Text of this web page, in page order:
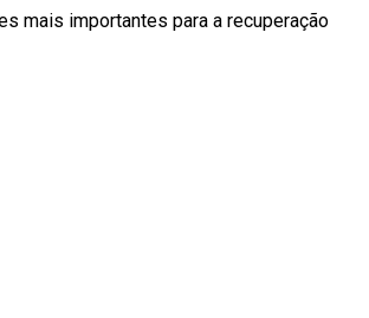
mais importantes para a recuperação